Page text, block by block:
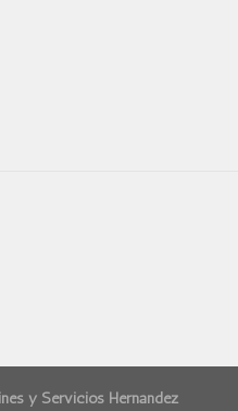
y Servicios Hernández